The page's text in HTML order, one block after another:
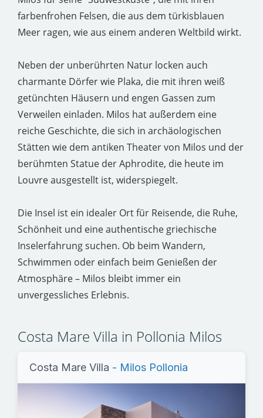
farbenfrohen Felsen, die aus dem türkisblauen
Meer ragen, wie aus einem anderen Weltbild wirkt.
Neben der unberührten Natur locken auch
charmante Dörfer wie Plaka, die mit ihren weiß
getünchten Häusern und engen Gassen zum
Verweilen einladen. Milos hat außerdem eine
reiche Geschichte, die sich in archäologischen
Stätten wie dem antiken Theater von Milos und der
berühmten Statue der Aphrodite, die heute im
Louvre ausgestellt ist, widerspiegelt.
Die Insel ist ein idealer Ort für Reisende, die Ruhe,
Schönheit und eine authentische griechische
Inselerfahrung suchen. Ob beim Wandern,
Schwimmen oder einfach beim Genießen der
Atmosphäre – Milos bleibt immer ein
unvergessliches Erlebnis.
Costa Mare Villa in Pollonia Milos
Costa Mare Villa - Milos Pollonia